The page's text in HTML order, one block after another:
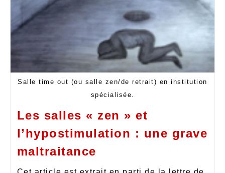
Salle time out (ou salle zen/de retrait) en institution
spécialisée.
Les salles « zen » et
l’hypostimulation : une grave
maltraitance